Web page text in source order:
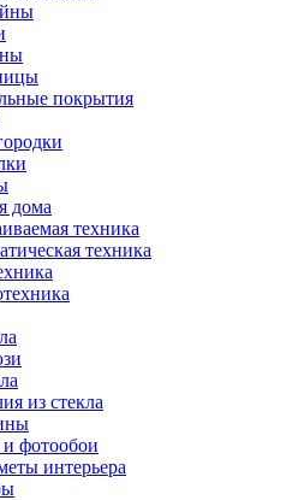
покрытия
дома
техника
техника
из стекла
фотообои
интерьера